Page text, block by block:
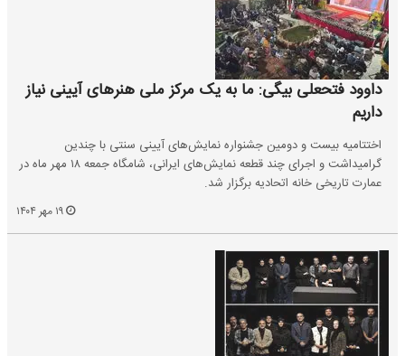
داوود فتحعلی بیگی: ما به یک مرکز ملی هنرهای آیینی نیاز
داریم
اختتامیه بیست و دومین جشنواره نمایش‌های آیینی سنتی با چندین
گرامیداشت و اجرای چند قطعه نمایش‌های ایرانی، شامگاه جمعه ۱۸ مهر ماه در
عمارت تاریخی خانه اتحادیه برگزار شد.